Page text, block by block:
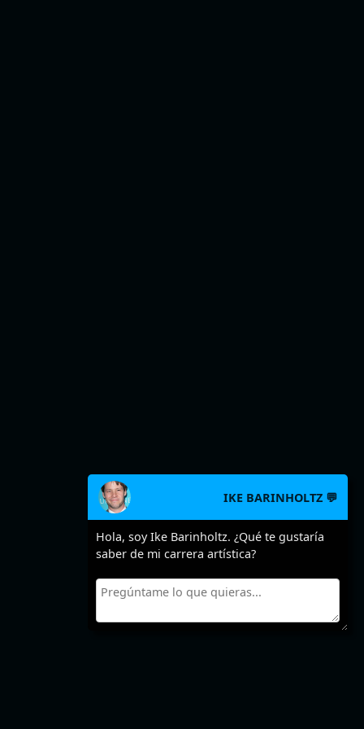
IKE BARINHOLTZ 💬
Hola, soy Ike Barinholtz. ¿Qué te gustaría
saber de mi carrera artística?